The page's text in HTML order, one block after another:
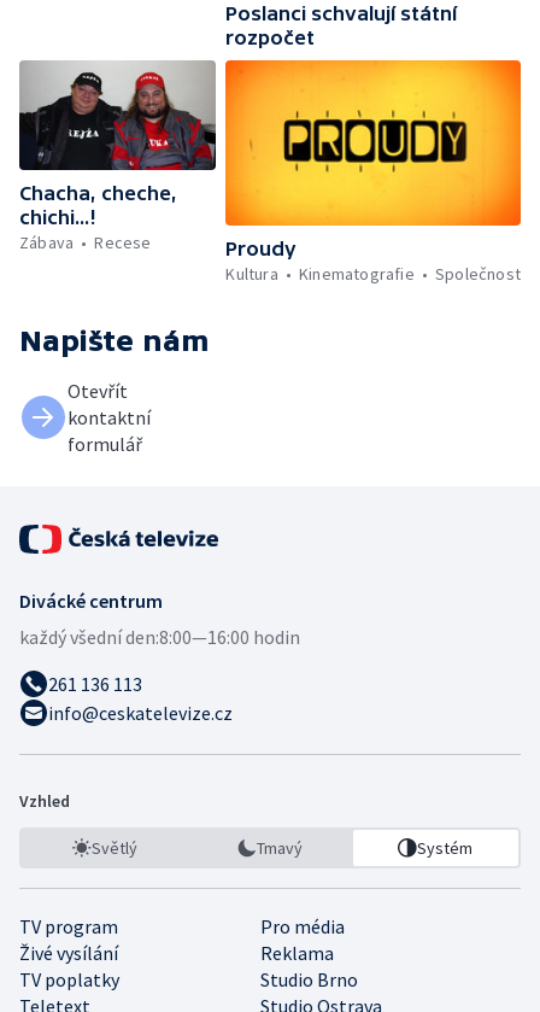
Poslanci schvalují státní
rozpočet
Chacha, cheche,
chichi...!
Zábava
Recese
Proudy
Kultura
Kinematografie Společnost
Napište nám
Otevřít
kontaktní
formulář
Divácké centrum
každý všední den:8:00—16:00 hodin
261 136 113
info@ceskatelevize.cz
Vzhled
Světlý Tmavý Systém
TV program
Pro média
Živé vysílání
Reklama
TV poplatky
Studio Brno
Teletext
Studio Ostrava